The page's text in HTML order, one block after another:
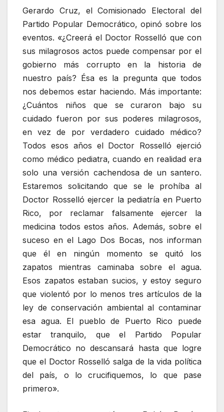
Gerardo Cruz, el Comisionado Electoral del
Partido Popular Democrático, opinó sobre los
eventos. «¿Creerá el Doctor Rosselló que con
sus milagrosos actos puede compensar por el
gobierno más corrupto en la historia de
nuestro país? Ésa es la pregunta que todos
nos debemos estar haciendo. Más importante:
¿Cuántos niños que se curaron bajo su
cuidado fueron por sus poderes milagrosos,
en vez de por verdadero cuidado médico?
Todos esos años el Doctor Rosselló ejerció
como médico pediatra, cuando en realidad era
solo una versión cachendosa de un santero.
Estaremos solicitando que se le prohíba al
Doctor Rosselló ejercer la pediatría en Puerto
Rico, por reclamar falsamente ejercer la
medicina todos estos años. Además, sobre el
suceso en el Lago Dos Bocas, nos informan
que él en ningún momento se quitó los
zapatos mientras caminaba sobre el agua.
Esos zapatos estaban sucios, y estoy seguro
que violentó por lo menos tres artículos de la
ley de conservación ambiental al contaminar
esa agua. El pueblo de Puerto Rico puede
estar tranquilo, que el Partido Popular
Democrático no descansará hasta que logre
que el Doctor Rosselló salga de la vida política
del país, o lo crucifiquemos, lo que pase
primero».